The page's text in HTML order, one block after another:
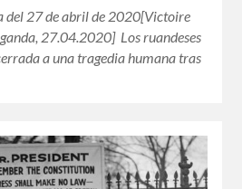
del 27 de abril de 2020[Victoire
27.04.2020] Los ruandeses
a una tragedia humana tras